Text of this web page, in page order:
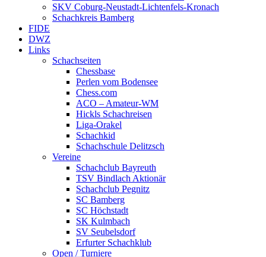
SKV Coburg-Neustadt-Lichtenfels-Kronach
Schachkreis Bamberg
FIDE
DWZ
Links
Schachseiten
Chessbase
Perlen vom Bodensee
Chess.com
ACO – Amateur-WM
Hickls Schachreisen
Liga-Orakel
Schachkid
Schachschule Delitzsch
Vereine
Schachclub Bayreuth
TSV Bindlach Aktionär
Schachclub Pegnitz
SC Bamberg
SC Höchstadt
SK Kulmbach
SV Seubelsdorf
Erfurter Schachklub
Open / Turniere